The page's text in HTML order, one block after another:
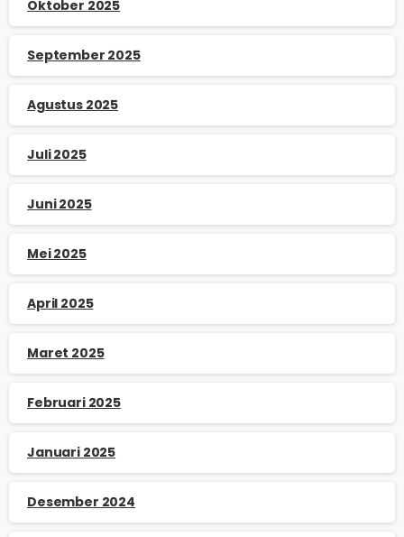
Oktober 2025
September 2025
Agustus 2025
Juli 2025
Juni 2025
Mei 2025
April 2025
Maret 2025
Februari 2025
Januari 2025
Desember 2024